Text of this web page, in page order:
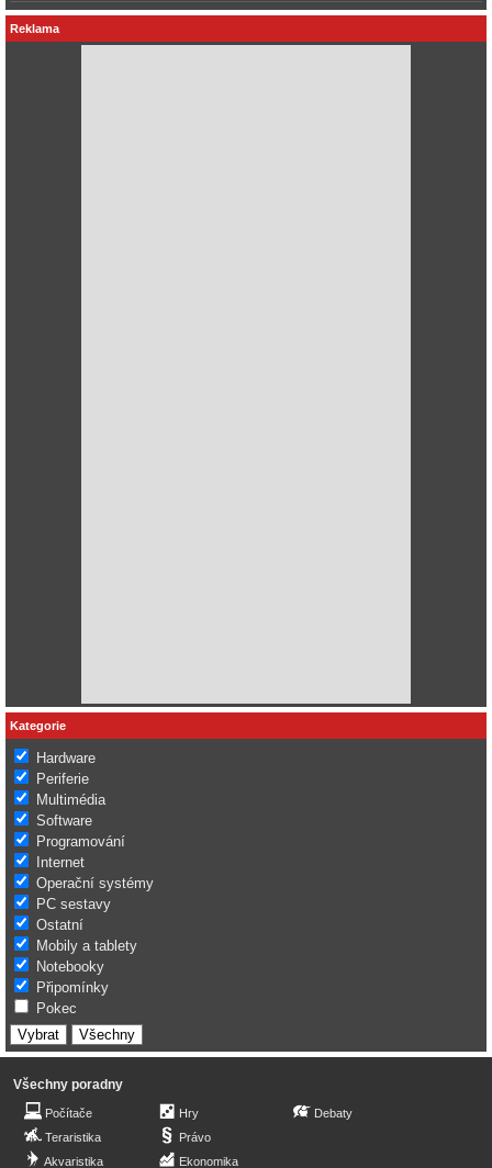
Reklama
Kategorie
Hardware
Periferie
Multimédia
Software
Programování
Internet
Operační systémy
PC sestavy
Ostatní
Mobily a tablety
Notebooky
Připomínky
Pokec
Všechny poradny
Počítače
Teraristika
Akvaristika
Hry
Právo
Ekonomika
Debaty